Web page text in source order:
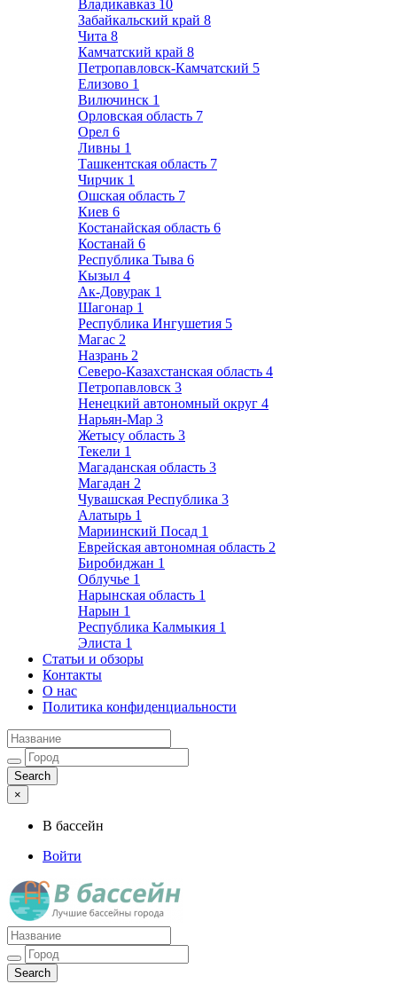
Владикавказ 10
Забайкальский край 8
Чита 8
Камчатский край 8
Петропавловск-Камчатский 5
Елизово 1
Вилючинск 1
Орловская область 7
Орел 6
Ливны 1
Ташкентская область 7
Чирчик 1
Ошская область 7
Киев 6
Костанайская область 6
Костанай 6
Республика Тыва 6
Кызыл 4
Ак-Довурак 1
Шагонар 1
Республика Ингушетия 5
Магас 2
Назрань 2
Северо-Казахстанская область 4
Петропавловск 3
Ненецкий автономный округ 4
Нарьян-Мар 3
Жетысу область 3
Текели 1
Магаданская область 3
Магадан 2
Чувашская Республика 3
Алатырь 1
Мариинский Посад 1
Еврейская автономная область 2
Биробиджан 1
Облучье 1
Нарынская область 1
Нарын 1
Республика Калмыкия 1
Элиста 1
Статьи и обзоры
Контакты
О нас
Политика конфиденциальности
×
В бассейн
Войти
Лучшие бассейны города